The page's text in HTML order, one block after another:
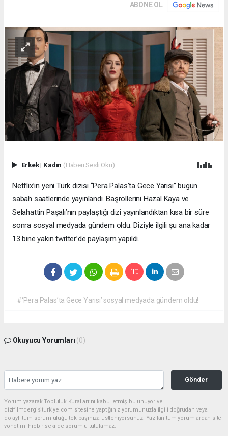
ABONE OL
Erkek| Kadın (Haberi Sesli Oku)
Netflix’in yeni Türk dizisi “Pera Palas’ta Gece Yarısı” bugün
sabah saatlerinde yayınlandı. Başrollerini Hazal Kaya ve
Selahattin Paşalı’nın paylaştığı dizi yayınlandıktan kısa bir süre
sonra sosyal medyada gündem oldu. Diziyle ilgili şu ana kadar
13 bine yakın twitter’de paylaşım yapıldı.
#‘Pera Palas’ta Gece Yarısı’ sosyal medyada gündem oldu!
Okuyucu Yorumları (0)
Gönder
Yorum yazarak Topluluk Kuralları’nı kabul etmiş bulunuyor ve
dizifilmdergisiturkiye.com sitesine yaptığınız yorumunuzla ilgili doğrudan veya
dolaylı tüm sorumluluğu tek başınıza üstleniyorsunuz. Yazılan tüm yorumlardan site
yönetimi hiçbir şekilde sorumlu tutulamaz.